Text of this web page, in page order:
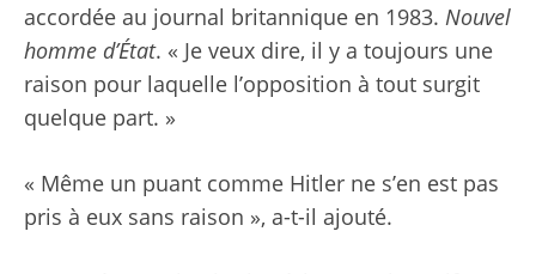
accordée au journal britannique en 1983. Nouvel
homme d’État. « Je veux dire, il y a toujours une
raison pour laquelle l’opposition à tout surgit
quelque part. »
« Même un puant comme Hitler ne s’en est pas
pris à eux sans raison », a-t-il ajouté.